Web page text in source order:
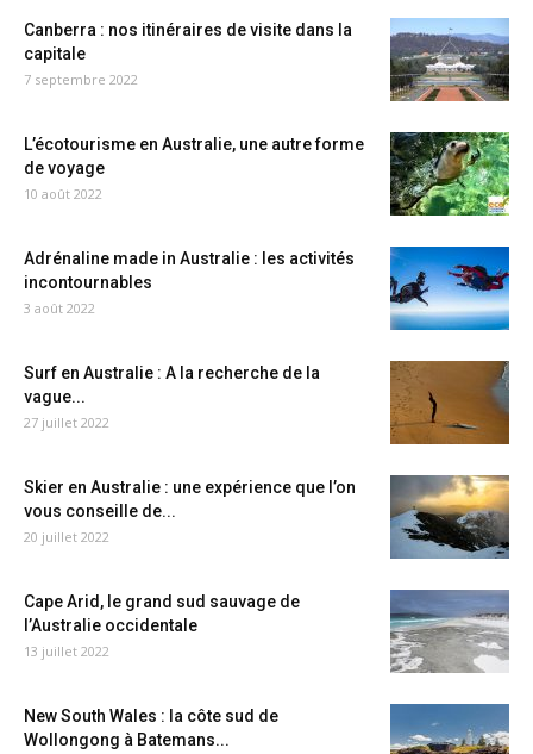
Canberra : nos itinéraires de visite dans la
capitale
7 septembre 2022
L’écotourisme en Australie, une autre forme
de voyage
10 août 2022
Adrénaline made in Australie : les activités
incontournables
3 août 2022
Surf en Australie : A la recherche de la
vague...
27 juillet 2022
Skier en Australie : une expérience que l’on
vous conseille de...
20 juillet 2022
Cape Arid, le grand sud sauvage de
l’Australie occidentale
13 juillet 2022
New South Wales : la côte sud de
Wollongong à Batemans...